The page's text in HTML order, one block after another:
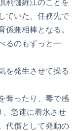
利伽羅江のことを
ていた。任務先で
係兼相棒となる。
るのもずっと一
を発生させて操る
奪ったり、毒で感
、急速に着氷させ
代償として発動の